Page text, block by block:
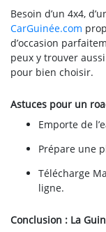
Besoin d’un 4x4,
CarGuinée.com
d’occasion
peux y trouver
pour bien choisir.
Astuces pour un
Emporte de
Prépare une
Télécharge
ligne.
Conclusion : La